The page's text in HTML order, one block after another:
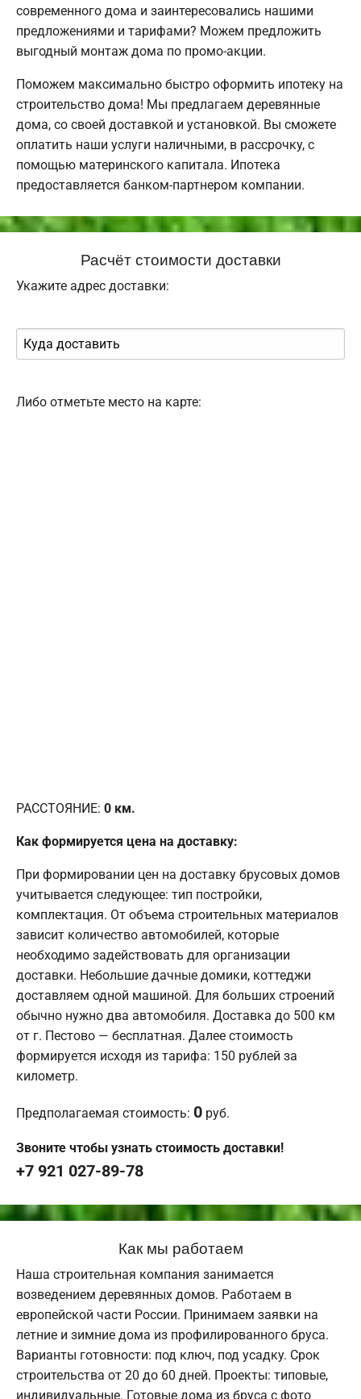
современного дома и заинтересовались нашими
предложениями и тарифами? Можем предложить
выгодный монтаж дома по промо-акции.
Поможем максимально быстро оформить ипотеку на
строительство дома! Мы предлагаем деревянные
дома, со своей доставкой и установкой. Вы сможете
оплатить наши услуги наличными, в рассрочку, с
помощью материнского капитала. Ипотека
предоставляется банком-партнером компании.
Расчёт стоимости доставки
Укажите адрес доставки:
Либо отметьте место на карте:
РАССТОЯНИЕ: 0 км.
Как формируется цена на доставку:
При формировании цен на доставку брусовых домов
учитывается следующее: тип постройки,
комплектация. От объема строительных материалов
зависит количество автомобилей, которые
необходимо задействовать для организации
доставки. Небольшие дачные домики, коттеджи
доставляем одной машиной. Для больших строений
обычно нужно два автомобиля. Доставка до 500 км
от г. Пестово — бесплатная. Далее стоимость
формируется исходя из тарифа: 150 рублей за
километр.
Предполагаемая стоимость: 0 руб.
Звоните чтобы узнать стоимость доставки!
+7 921 027-89-78
Как мы работаем
Наша строительная компания занимается
возведением деревянных домов. Работаем в
европейской части России. Принимаем заявки на
летние и зимние дома из профилированного бруса.
Варианты готовности: под ключ, под усадку. Срок
строительства от 20 до 60 дней. Проекты: типовые,
индивидуальные. Готовые дома из бруса с фото